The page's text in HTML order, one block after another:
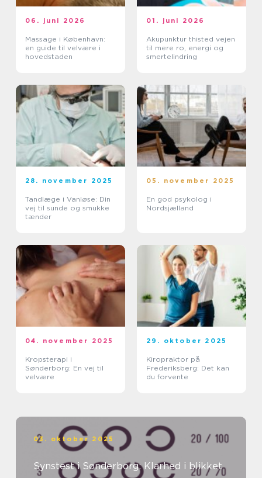
06. juni 2026
Massage i København:
en guide til velvære i
hovedstaden
01. juni 2026
Akupunktur thisted vejen
til mere ro, energi og
smertelindring
28. november 2025
Tandlæge i Vanløse: Din
vej til sunde og smukke
tænder
05. november 2025
En god psykolog i
Nordsjælland
04. november 2025
Kropsterapi i
Sønderborg: En vej til
velvære
29. oktober 2025
Kiropraktor på
Frederiksberg: Det kan
du forvente
03. oktober 2025
Synstest i Sønderborg: Klarhed i blikket